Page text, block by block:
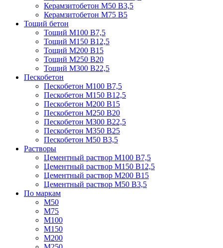
Керамзитобетон М50 В3,5
Керамзитобетон М75 В5
Тощий бетон
Тощий М100 В7,5
Тощий М150 В12,5
Тощий М200 В15
Тощий М250 В20
Тощий М300 В22,5
Пескобетон
Пескобетон М100 В7,5
Пескобетон М150 В12,5
Пескобетон М200 В15
Пескобетон М250 В20
Пескобетон М300 В22,5
Пескобетон М350 В25
Пескобетон М50 В3,5
Растворы
Цементный раствор М100 В7,5
Цементный раствор М150 В12,5
Цементный раствор М200 В15
Цементный раствор М50 В3,5
По маркам
М50
М75
М100
М150
М200